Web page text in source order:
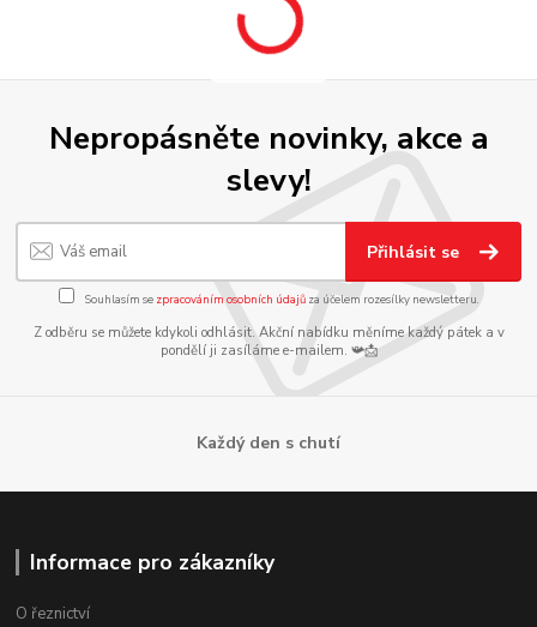
Nepropásněte novinky, akce a
slevy!
Přihlásit se
Souhlasím se zpracováním osobních údajůza účelem rozesílky newsletteru.
Z odběru se můžete kdykoli odhlásit. Akční nabídku měníme každý pátek a v
pondělí ji zasíláme e-mailem. 📯📩
Každý den s chutí
Informace pro zákazníky
O řeznictví